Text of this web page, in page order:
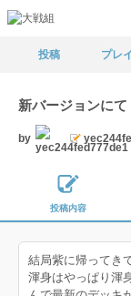
投稿 プレ
新バージョンにて
by
投稿内容
結局紫に帰ってき
渾身はやっぱり渾